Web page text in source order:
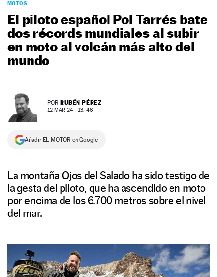
PODCAST
MOTOS
TECNOLOGÍA
NEWSLETTER
MOTOS
El piloto español Pol Tarrés bate
dos récords mundiales al subir
en moto al volcán más alto del
mundo
POR RUBÉN PÉREZ
12 MAR 24 - 13: 46
Añadir EL MOTOR en Google
La montaña Ojos del Salado ha sido testigo de
la gesta del piloto, que ha ascendido en moto
por encima de los 6.700 metros sobre el nivel
del mar.